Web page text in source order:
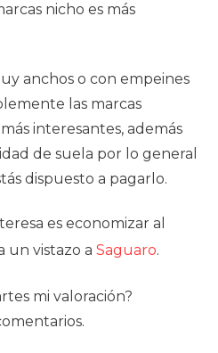
nicho es más
anchos o con empeines
las marcas
interesantes, además
de suela por lo general
dispuesto a pagarlo.
es economizar al
un vistazo a Saguaro.
mi valoración?